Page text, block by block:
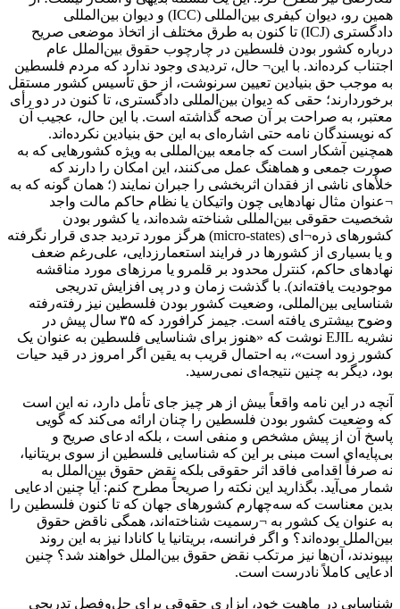
همین رو، دیوان کیفری بین‌المللی (ICC) و دیوان بین‌المللی
دادگستری (ICJ) تا کنون به طرق مختلف از اتخاذ موضعی صریح
درباره کشور بودن فلسطین در چارچوب حقوق بین‌الملل عام
اجتناب کرده‌اند. با این¬ حال، تردیدی وجود ندارد که مردم فلسطین
به موجب حق بنیادین تعیین سرنوشت، از حق تأسیس کشور مستقل
برخوردارند؛ حقی که دیوان بین‌المللی دادگستری، تا کنون در دو رأی
معتبر، به‌ صراحت بر آن صحه گذاشته است. با این ‌حال، عجیب آن
‌که نویسندگان نامه حتی اشاره‌ای به این حق بنیادین نکرده‌اند.
همچنین آشکار است که جامعه بین‌المللی به ‌ویژه کشورهایی که به
‌صورت جمعی و هماهنگ عمل می‌کنند، این امکان را دارند که
خلأهای ناشی از فقدان اثربخشی را جبران نمایند (؛ همان‌ گونه که به
¬عنوان مثال نهادهایی چون واتیکان یا نظام حاکم مالت واجد
شخصیت حقوقی بین‌المللی شناخته شده‌اند، یا کشور بودن
کشورهای ذره¬ای (micro-states) هرگز مورد تردید جدی قرار نگرفته
و یا بسیاری از کشورها در فرایند استعمارزدایی، علی‌رغم ضعف
نهادهای حاکم، کنترل محدود بر قلمرو یا مرزهای مورد مناقشه
موجودیت یافته‌اند). با گذشت زمان و در پی افزایش تدریجی
شناسایی بین‌المللی، وضعیت کشور بودن فلسطین نیز رفته‌رفته
وضوح بیشتری یافته است. جیمز کرافورد که ۳۵ سال پیش در
نشریه EJIL نوشت که «هنوز برای شناسایی فلسطین به ‌عنوان یک
کشور زود است»، به ‌احتمال قریب به یقین اگر امروز در قید حیات
بود، دیگر به چنین نتیجه‌ای نمی‌رسید.
آنچه در این نامه واقعاً بیش از هر چیز جای تأمل دارد، نه این است
که وضعیت کشور بودن فلسطین را چنان ارائه می‌کند که گویی
پاسخ آن از پیش مشخص و منفی است ، بلکه ادعای صریح و
بی‌پایه‌ای است مبنی بر این که شناسایی فلسطین از سوی بریتانیا،
نه صرفاً اقدامی فاقد اثر حقوقی بلکه نقض حقوق بین‌الملل به
شمار می‌آید. بگذارید این نکته را صریحاً مطرح کنم: آیا چنین ادعایی
بدین معناست که سه‌چهارم کشورهای جهان که تا کنون فلسطین را
به ‌عنوان یک کشور به ¬رسمیت شناخته‌اند، همگی ناقض حقوق
بین‌الملل بوده‌اند؟ و اگر فرانسه، بریتانیا یا کانادا نیز به این روند
بپیوندند، آن‌ها نیز مرتکب نقض حقوق بین‌الملل خواهند شد؟ چنین
ادعایی کاملاً نادرست است.
شناسایی در ماهیت خود، ابزاری حقوقی برای حل‌وفصل تدریجی